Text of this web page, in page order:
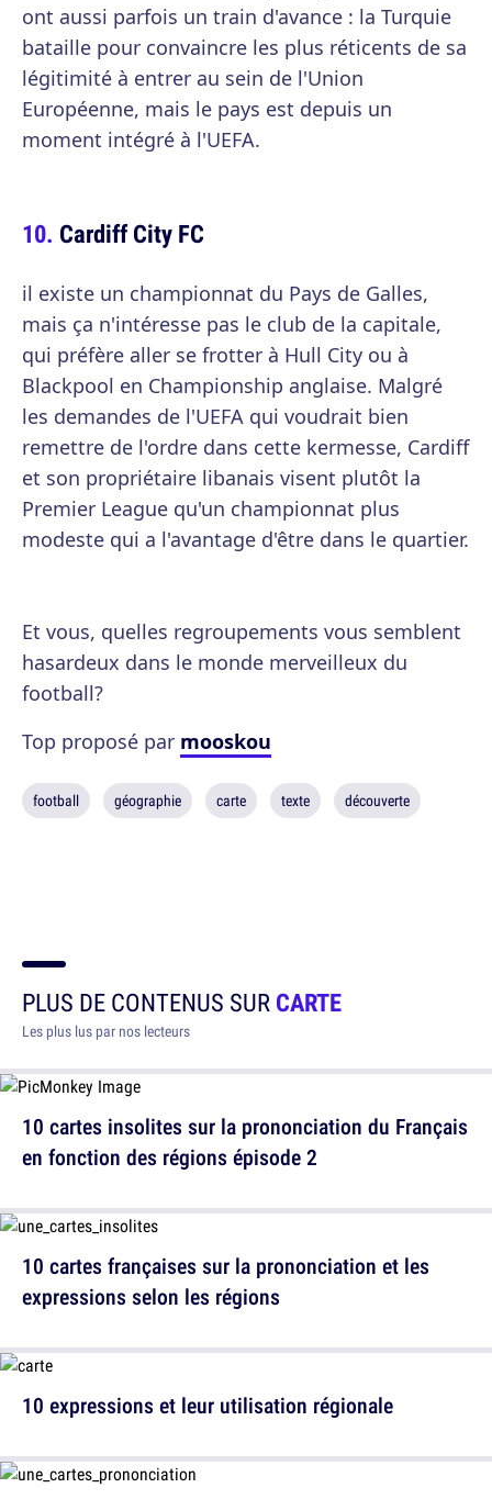
ont aussi parfois un train d'avance : la Turquie
bataille pour convaincre les plus réticents de sa
légitimité à entrer au sein de l'Union
Européenne, mais le pays est depuis un
moment intégré à l'UEFA.
Cardiff City FC
il existe un championnat du Pays de Galles,
mais ça n'intéresse pas le club de la capitale,
qui préfère aller se frotter à Hull City ou à
Blackpool en Championship anglaise. Malgré
les demandes de l'UEFA qui voudrait bien
remettre de l'ordre dans cette kermesse, Cardiff
et son propriétaire libanais visent plutôt la
Premier League qu'un championnat plus
modeste qui a l'avantage d'être dans le quartier.
Et vous, quelles regroupements vous semblent
hasardeux dans le monde merveilleux du
football?
Top proposé par mooskou
football géographie carte texte découverte
PLUS DE CONTENUS SURCARTE
Les plus lus par nos lecteurs
10 cartes insolites sur la prononciation du Français
en fonction des régions épisode 2
10 expressions et leur utilisation régionale
10 cartes françaises sur la prononciation et les
expressions selon les régions